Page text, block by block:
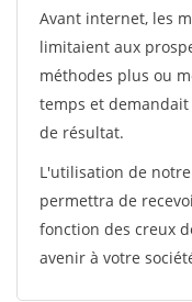
Avant internet, les
limitaient aux
méthodes plus ou
temps et
de résultat.
L'utilisation de
permettra de
fonction des creux
avenir à votre